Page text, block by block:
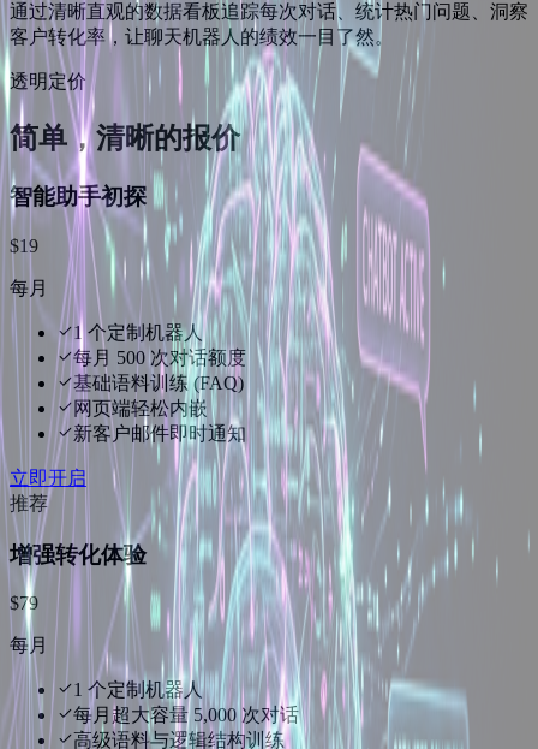
通过清晰直观的数据看板追踪每次对话、统计热门问题、洞察
客户转化率，让聊天机器人的绩效一目了然。
透明定价
简单，清晰的报价
智能助手初探
$19
每月
1 个定制机器人
每月 500 次对话额度
基础语料训练 (FAQ)
网页端轻松内嵌
新客户邮件即时通知
立即开启
推荐
增强转化体验
$79
每月
1 个定制机器人
每月超大容量 5,000 次对话
高级语料与逻辑结构训练